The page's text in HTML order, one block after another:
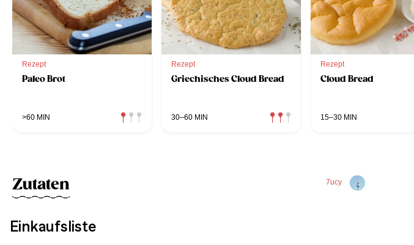
Rezept
Paleo Brot
>60 MIN
Rezept
Griechisches Cloud Bread
30–60 MIN
Rezept
Cloud Bread
15–30 MIN
7ucy
Zutaten